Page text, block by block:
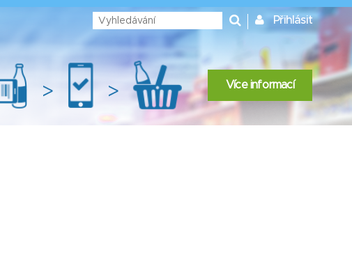
Přihlásit
> > Více informací